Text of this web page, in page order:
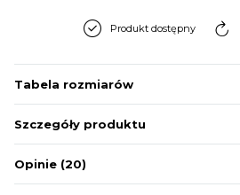
SWETRY
BIELIZNA
Produkt dostępny
Tabela rozmiarów
Szczegóły produktu
Opinie (20)